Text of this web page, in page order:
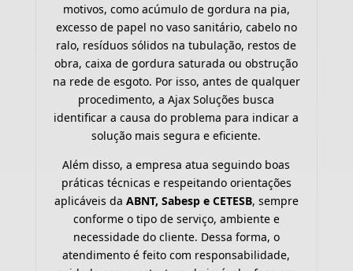
motivos, como acúmulo de gordura na pia,
excesso de papel no vaso sanitário, cabelo no
ralo, resíduos sólidos na tubulação, restos de
obra, caixa de gordura saturada ou obstrução
na rede de esgoto. Por isso, antes de qualquer
procedimento, a Ajax Soluções busca
identificar a causa do problema para indicar a
solução mais segura e eficiente.
Além disso, a empresa atua seguindo boas
práticas técnicas e respeitando orientações
aplicáveis da ABNT, Sabesp e CETESB, sempre
conforme o tipo de serviço, ambiente e
necessidade do cliente. Dessa forma, o
atendimento é feito com responsabilidade,